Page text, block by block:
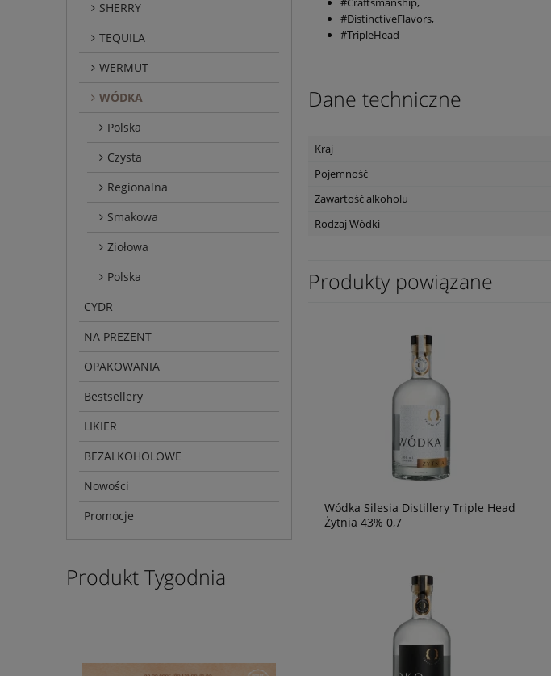
SHERRY
TEQUILA
WERMUT
WÓDKA
Polska
Czysta
Regionalna
Smakowa
Ziołowa
Polska
CYDR
NA PREZENT
OPAKOWANIA
Bestsellery
LIKIER
BEZALKOHOLOWE
Nowości
Promocje
Produkt Tygodnia
#DistinctiveFlavors,
#TripleHead
Dane techniczne
Kraj
Pojemność
Zawartość alkoholu
Rodzaj Wódki
Produkty powiązane
Wódka Silesia Distillery Triple Head
Żytnia 43% 0,7